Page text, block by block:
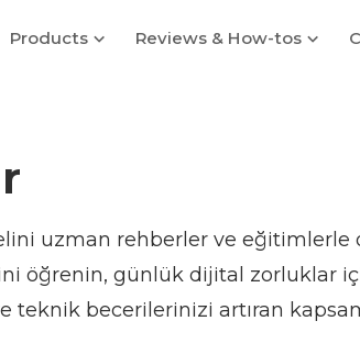
Products Reviews & How-tos
uzman rehberler ve eğitimlerle
öğrenin, günlük dijital zorluklar
becerilerinizi artıran